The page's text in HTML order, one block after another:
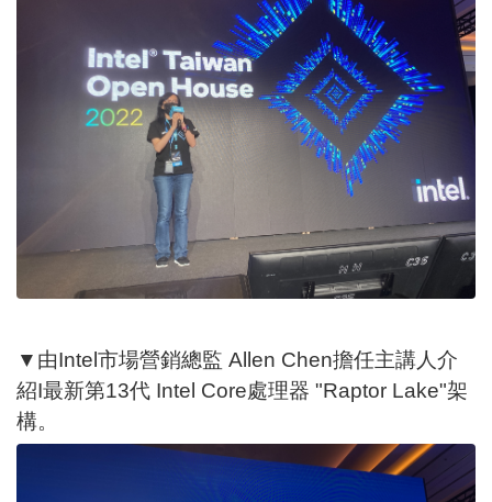
▼由Intel市場營銷總監 Allen Chen擔任主講人介
紹I最新第13代 Intel Core處理器 "Raptor Lake"架
構。